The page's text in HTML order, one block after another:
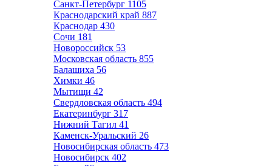
Санкт-Петербург 1105
Краснодарский край 887
Краснодар 430
Сочи 181
Новороссийск 53
Московская область 855
Балашиха 56
Химки 46
Мытищи 42
Свердловская область 494
Екатеринбург 317
Нижний Тагил 41
Каменск-Уральский 26
Новосибирская область 473
Новосибирск 402